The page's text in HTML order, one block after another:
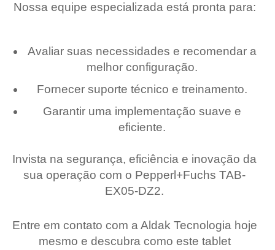
Nossa equipe especializada está pronta para:
Avaliar suas necessidades e recomendar a
melhor configuração.
Fornecer suporte técnico e treinamento.
Garantir uma implementação suave e
eficiente.
Invista na segurança, eficiência e inovação da
sua operação com o Pepperl+Fuchs TAB-
EX05-DZ2.
Entre em contato com a Aldak Tecnologia hoje
mesmo e descubra como este tablet